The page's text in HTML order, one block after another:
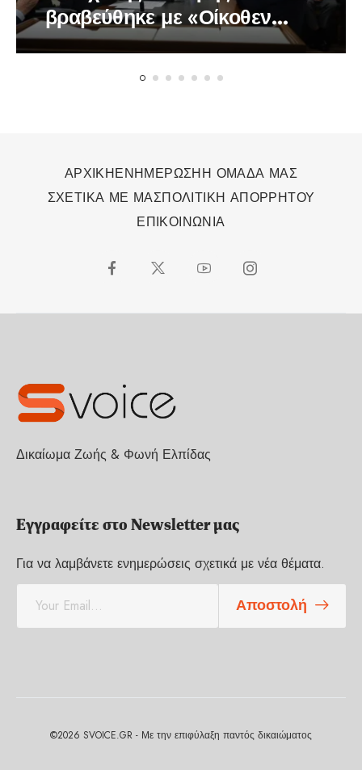
βραβεύθηκε με «Οίκοθεν
Βραβείο»
ΑΡΧΙΚΗΕΝΗΜΕΡΩΣΗΗ ΟΜΑΔΑ ΜΑΣ
ΣΧΕΤΙΚΑ ΜΕ ΜΑΣΠΟΛΙΤΙΚΗ ΑΠΟΡΡΗΤΟΥ
ΕΠΙΚΟΙΝΩΝΙΑ
Δικαίωμα Ζωής & Φωνή Ελπίδας
Εγγραφείτε στο Newsletter μας
Για να λαμβάνετε ενημερώσεις σχετικά με νέα θέματα.
a
Αποστολή
©2026 SVOICE.GR - Με την επιφύλαξη παντός δικαιώματος